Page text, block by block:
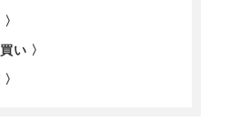
い 〉